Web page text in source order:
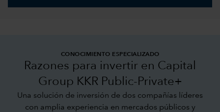
CONOCIMIENTO ESPECIALIZADO
Razones para invertir en Capital
Group KKR Public-Private+
Una solución de inversión de dos compañías líderes
con amplia experiencia en mercados públicos y